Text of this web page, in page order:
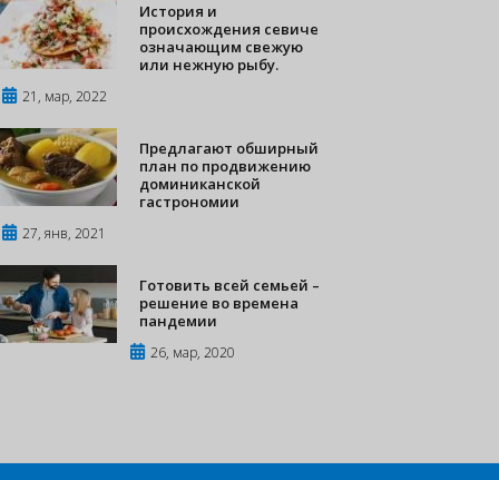
История и
происхождения севиче
означающим свежую
или нежную рыбу.
21, мар, 2022
Предлагают обширный
план по продвижению
доминиканской
гастрономии
27, янв, 2021
Готовить всей семьей –
решение во времена
пандемии
26, мар, 2020